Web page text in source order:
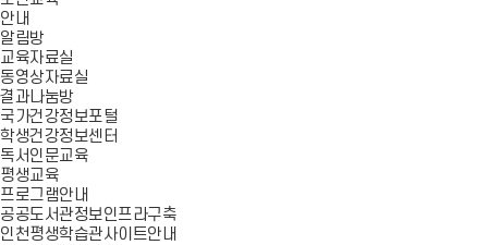
안내
알림방
교육자료실
동영상자료실
결과나눔방
국가건강정보포털
학생건강정보센터
독서인문교육
평생교육
프로그램안내
공공도서관정보인프라구축
인천평생학습관사이트안내